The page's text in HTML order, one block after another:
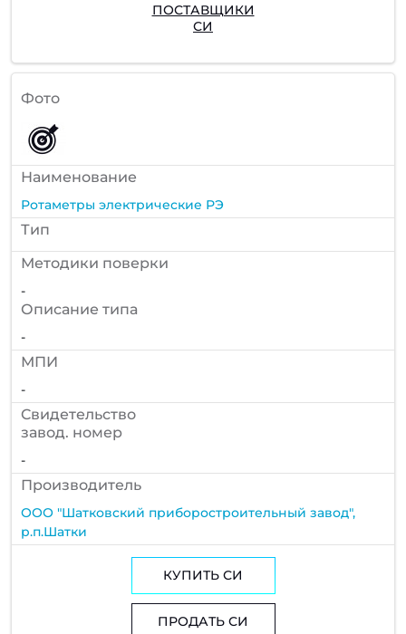
ПОСТАВЩИКИ
СИ
Фото
Наименование
Ротаметры электрические РЭ
Тип
Методики поверки
-
Описание типа
-
МПИ
-
Cвидетельство
завод. номер
-
Производитель
ООО "Шатковский приборостроительный завод",
р.п.Шатки
КУПИТЬ СИ
ПРОДАТЬ СИ